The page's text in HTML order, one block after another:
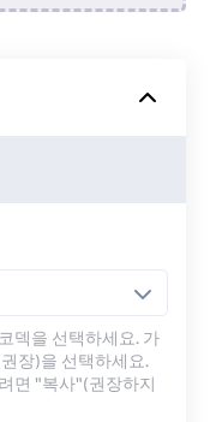
에서
덱을 선택하세요. 가
장)을 선택하세요.
면 "복사"(권장하지